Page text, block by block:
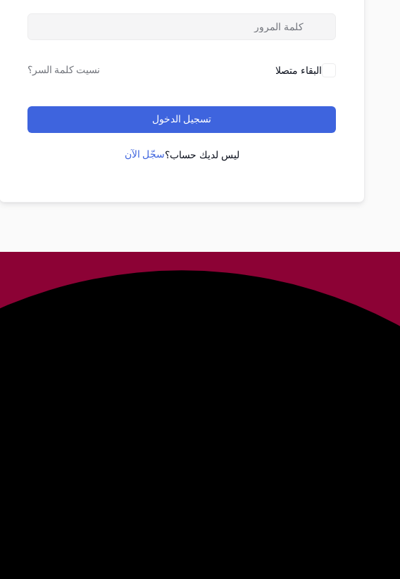
البقاء متصلا نسيت كلمة السر؟
تسجيل الدخول
ليس لديك حساب؟سجّل الآن